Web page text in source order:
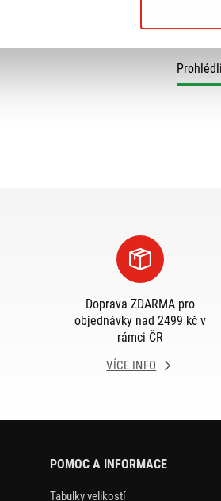
Doprava ZDARMA pro
objednávky nad 2499 kč v
rámci ČR
VÍCE INFO
POMOC A INFORMACE
Tabulky velikostí